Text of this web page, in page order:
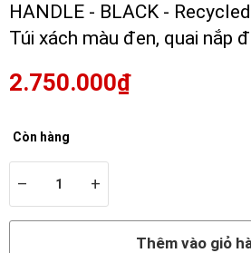
HANDLE - BLACK -
Túi xách màu đen, quai nắp
2.750.000₫
Còn hàng
– +
Thêm vào giỏ